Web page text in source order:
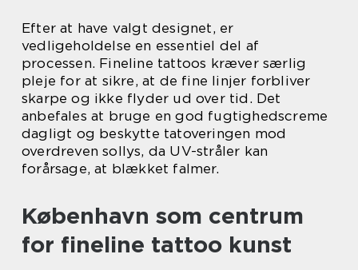
Efter at have valgt designet, er
vedligeholdelse en essentiel del af
processen. Fineline tattoos kræver særlig
pleje for at sikre, at de fine linjer forbliver
skarpe og ikke flyder ud over tid. Det
anbefales at bruge en god fugtighedscreme
dagligt og beskytte tatoveringen mod
overdreven sollys, da UV-stråler kan
forårsage, at blækket falmer.
København som centrum
for fineline tattoo kunst